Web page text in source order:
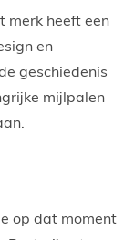
merk heeft een
en
geschiedenis
mijlpalen
op dat moment